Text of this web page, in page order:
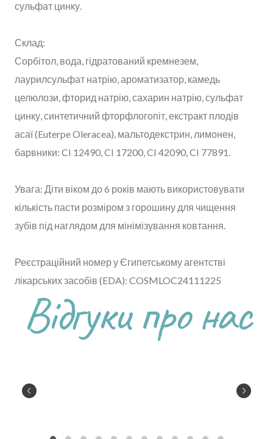
сульфат цинку.
Склад:
Сорбітол, вода, гідратований кремнезем,
лаурилсульфат натрію, ароматизатор, камедь
целюлози, фторид натрію, сахарин натрію, сульфат
цинку, синтетичний фторфлогопіт, екстракт плодів
асаї (Euterpe Oleracea), мальтодекстрин, лимонен,
барвники: CI 12490, CI 17200, CI 42090, CI 77891.
Увага: Діти віком до 6 років мають використовувати
кількість пасти розміром з горошину для чищення
зубів під наглядом для мінімізування ковтання.
Реєстраційний номер у Єгипетському агентстві
лікарських засобів (EDA): COSMLOC24111225
Відгуки про нас